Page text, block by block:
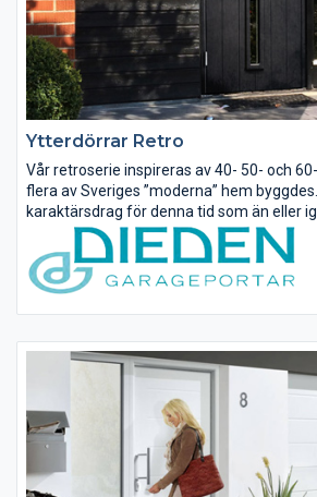
Ytterdörrar Retro
Vår retroserie inspireras av 40- 50- och
flera av Sveriges ”moderna” hem
karaktärsdrag för denna tid som än eller
om hemmet.